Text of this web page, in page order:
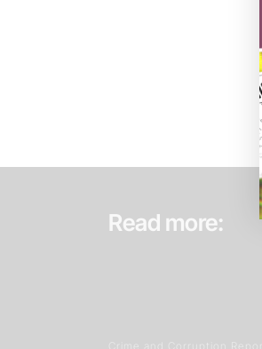
Read more:
Crime and Corruption